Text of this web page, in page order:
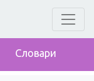
Словари